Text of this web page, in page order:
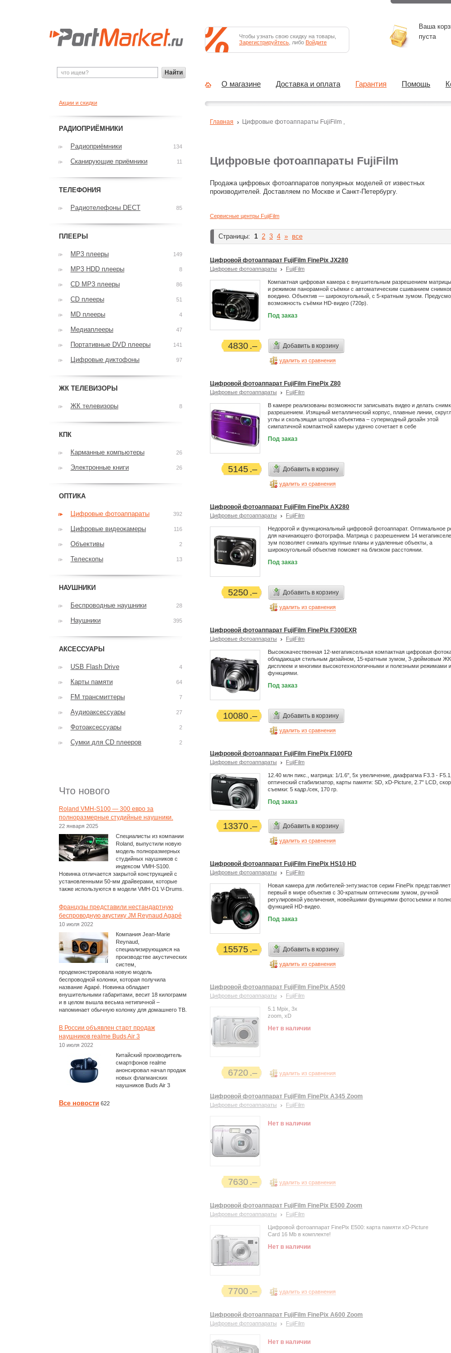
Цифровые фотоаппараты FujiFilm
Продажа цифровых фотоаппаратов попуярных моделей от известных
производителей. Доставляем по Москве и Санкт-Петербургу.
Сервисные центры FujiFilm
Страницы: 1 2 3 4 » все
Цифровой фотоаппарат FujiFilm FinePix JX280
Цифровые фотоаппараты FujiFilm
Компактная цифровая камера с внушительным разрешением
и режимом панорамной съёмки с автоматическим сшиванием
воедино. Объектив — широкоугольный, с 5-кратным зумом.
возможность съёмки HD-видео (720p).
Под заказ
4830 Добавить в корзину
удалить из сравнения
Цифровой фотоаппарат FujiFilm FinePix Z80
Цифровые фотоаппараты FujiFilm
В камере реализованы возможности записывать видео и делать
разрешением. Изящный металлический корпус, плавные линии,
углы и скользящая шторка объектива – супермодный дизайн этой
симпатичной компактной камеры удачно сочетает в себе
Под заказ
5145 Добавить в корзину
удалить из сравнения
Цифровой фотоаппарат FujiFilm FinePix AX280
Цифровые фотоаппараты FujiFilm
Недорогой и функциональный цифровой фотоаппарат. Оптимальное
для начинающего фотографа. Матрица с разрешением 14
зум позволяет снимать крупные планы и удаленные объекты, а
широкоугольный объектив поможет на близком расстоянии.
Под заказ
5250 Добавить в корзину
удалить из сравнения
Цифровой фотоаппарат FujiFilm FinePix F300EXR
Цифровые фотоаппараты FujiFilm
Высококачественная 12-мегапиксельная компактная цифровая
обладающая стильным дизайном, 15-кратным зумом, 3-дюймовым
дисплеем и многими высокотехнологичными и полезными режимами и
функциями.
Под заказ
10080 Добавить в корзину
удалить из сравнения
Цифровой фотоаппарат FujiFilm FinePix F100FD
Цифровые фотоаппараты FujiFilm
12.40 млн пикс., матрица: 1/1.6", 5х увеличение, диафрагма F3.3 - F5.1,
оптический стабилизатор, карты памяти: SD, xD-Picture, 2.7" LCD,
съемки: 5 кадр./сек, 170 гр.
Под заказ
13370 Добавить в корзину
удалить из сравнения
Цифровой фотоаппарат FujiFilm FinePix HS10 HD
Цифровые фотоаппараты FujiFilm
Новая камера для любителей-энтузиастов серии FinePix
первый в мире объектив с 30-кратным оптическим зумом, ручной
регулировкой увеличения, новейшими функциями фотосъемки и
функцией HD-видео.
Под заказ
15575 Добавить в корзину
удалить из сравнения
Цифровой фотоаппарат FujiFilm FinePix А500
Цифровые фотоаппараты FujiFilm
5.1 Mpix, 3х
zoom, xD
Нет в наличии
6720 удалить из сравнения
Цифровой фотоаппарат FujiFilm FinePix A345 Zoom
Цифровые фотоаппараты FujiFilm
Нет в наличии
7630 удалить из сравнения
Цифровой фотоаппарат FujiFilm FinePix E500 Zoom
Цифровые фотоаппараты FujiFilm
Цифровой фотоаппарат FinePix E500: карта памяти xD-Picture
Card 16 Mb в комплекте!
Нет в наличии
7700 удалить из сравнения
Цифровой фотоаппарат FujiFilm FinePix A600 Zoom
Цифровые фотоаппараты FujiFilm
Нет в наличии
Главная Цифровые фотоаппараты FujiFilm ,
Акции и скидки
РАДИОПРИЁМНИКИ
Радиоприёмники 134
Сканирующие приёмники 11
ТЕЛЕФОНИЯ
Радиотелефоны DECT 85
ПЛЕЕРЫ
MP3 плееры 149
MP3 HDD плееры 8
CD MP3 плееры 86
CD плееры 51
MD плееры 4
Медиаплееры 47
Портативные DVD плееры 141
Цифровые диктофоны 97
ЖК ТЕЛЕВИЗОРЫ
ЖК телевизоры 8
КПК
Карманные компьютеры 26
Электронные книги 26
ОПТИКА
Цифровые фотоаппараты 392
Цифровые видеокамеры 116
Объективы 2
Телескопы 13
НАУШНИКИ
Беспроводные наушники 28
Наушники 395
АКСЕССУАРЫ
USB Flash Drive 4
Карты памяти 64
FM трансмиттеры 7
Аудиоаксессуары 27
Фотоаксессуары 2
Сумки для CD плееров 2
Что нового
Roland VMH-S100 — 300 евро за
полноразмерные студийные наушники.
22 января 2025
Специалисты из компании
Roland, выпустили новую
модель полноразмерных
студийных наушников с
индексом VMH-S100.
Новинка отличается закрытой конструкцией с
установленными 50-мм драйверами, которые
также используются в модели VMH-D1 V-Drums.
Французы представили нестандартную
беспроводную акустику JM Reynaud Agapé
10 июля 2022
Компания Jean-Marie
Reynaud,
специализирующаяся на
производстве акустических
систем,
продемонстрировала новую модель
беспроводной колонки, которая получила
название Agapé. Новинка обладает
внушительными габаритами, весит 18 килограмм
и в целом вышла весьма нетипичной –
напоминает обычную колонку для домашнего ТВ.
В России объявлен старт продаж
наушников realme Buds Air 3
10 июля 2022
Китайский производитель
смартфонов realme
анонсировал начал продаж
новых флагманских
наушников Buds Air 3
Все новости 622
Найти
Чтобы узнать свою скидку на товары,
Зарегистрируйтесь , либо Войдите
Ваша
пуста
О магазине Доставка и оплата Гарантия Помощь